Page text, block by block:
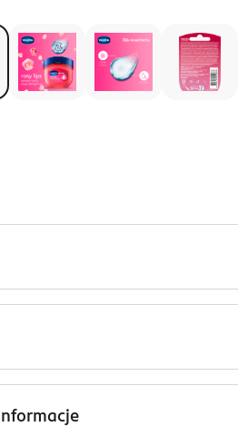
Rosy Lips nadaje ustom
skórą.
Fragrance (Parfum), CI